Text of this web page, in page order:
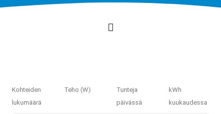
Kohteiden
lukumäärä
Teho (W)
Tunteja
päivässä
kWh
kuukaudessa